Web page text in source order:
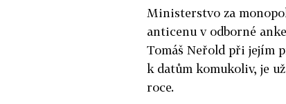
Ministerstvo za
anticenu v odborné
Tomáš Neřold při jejím
k datům komukoliv, je
roce.